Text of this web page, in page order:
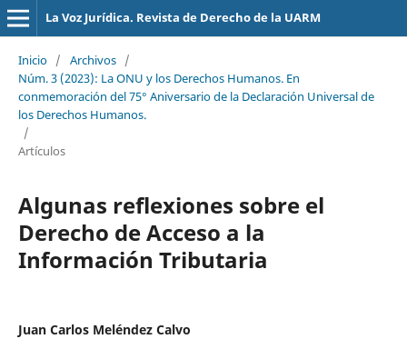
La Voz Jurídica. Revista de Derecho de la UARM
Inicio / Archivos /
Núm. 3 (2023): La ONU y los Derechos Humanos. En
conmemoración del 75° Aniversario de la Declaración Universal de
los Derechos Humanos.
/
Artículos
Algunas reflexiones sobre el
Derecho de Acceso a la
Información Tributaria
Juan Carlos Meléndez Calvo